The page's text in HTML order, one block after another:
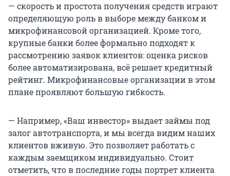
— скорость и простота получения средств играют
определяющую роль в выборе между банком и
микрофинансовой организацией. Кроме того,
крупные банки более формально подходят к
рассмотрению заявок клиентов: оценка рисков
более автоматизирована, всё решает кредитный
рейтинг. Микрофинансовые организации в этом
плане проявляют большую гибкость.
— Например, «Ваш инвестор» выдает займы под
залог автотранспорта, и мы всегда видим наших
клиентов вживую. Это позволяет работать с
каждым заемщиком индивидуально. Стоит
отметить, что в последние годы портрет клиента